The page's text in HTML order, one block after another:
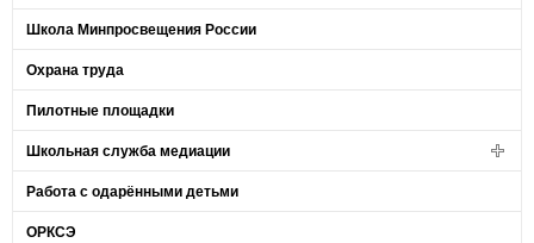
Школа Минпросвещения России
Охрана труда
Пилотные площадки
Школьная служба медиации
Работа с одарёнными детьми
ОРКСЭ